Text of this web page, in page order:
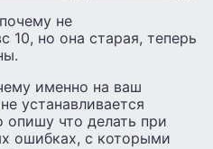
не
10, но она старая, теперь
именно на ваш
устанавливается
опишу что делать при
ошибках, с которыми